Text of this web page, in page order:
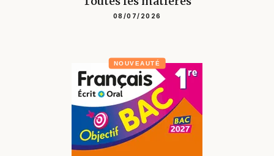
08/07/2026
NOUVEAUTÉ